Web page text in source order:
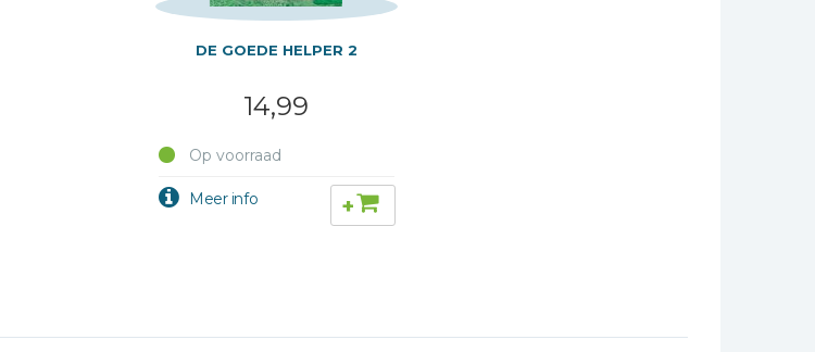
DE GOEDE HELPER 2
14,99
Op voorraad
+